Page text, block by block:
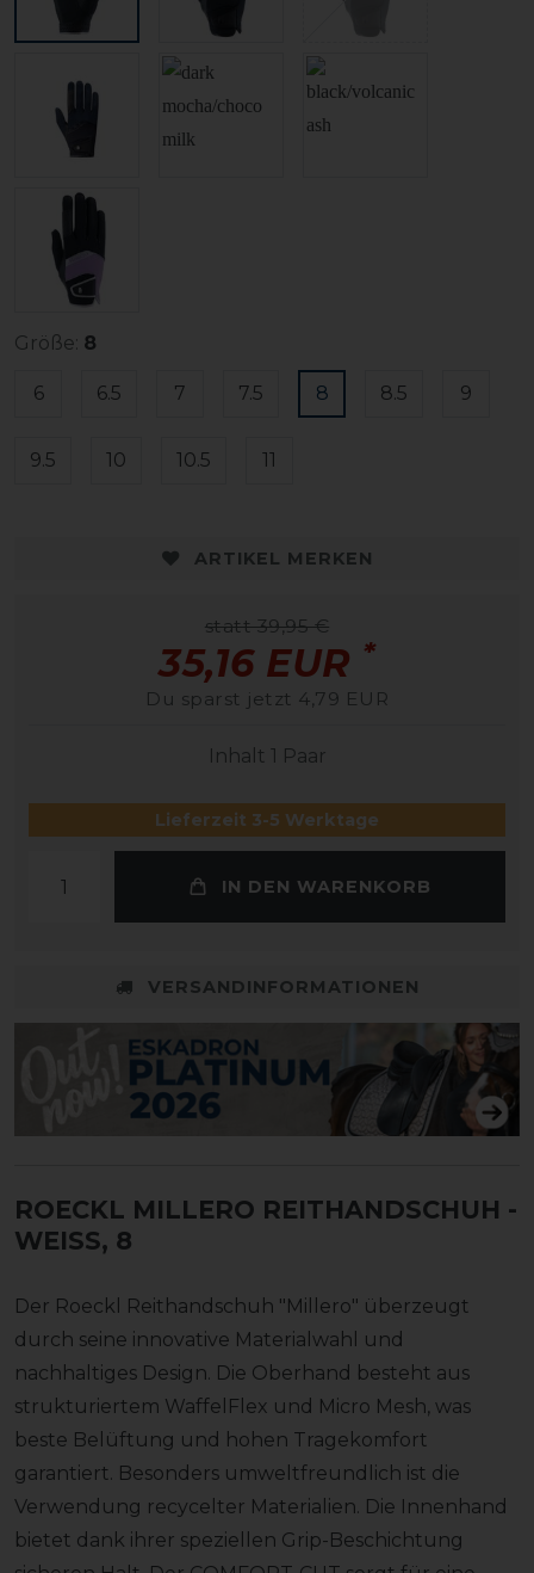
Größe: 8
6 6.5 7 7.5 8 8.5 9
9.5 10 10.5 11
ARTIKEL MERKEN
statt 39,95 €
35,16 EUR *
Du sparst jetzt 4,79 EUR
Inhalt 1 Paar
Lieferzeit 3-5 Werktage
IN DEN WARENKORB
VERSANDINFORMATIONEN
ROECKL MILLERO REITHANDSCHUH -
WEISS, 8
Der Roeckl Reithandschuh "Millero" überzeugt
durch seine innovative Materialwahl und
nachhaltiges Design. Die Oberhand besteht aus
strukturiertem WaffelFlex und Micro Mesh, was
beste Belüftung und hohen Tragekomfort
garantiert. Besonders umweltfreundlich ist die
Verwendung recycelter Materialien. Die Innenhand
bietet dank ihrer speziellen Grip-Beschichtung